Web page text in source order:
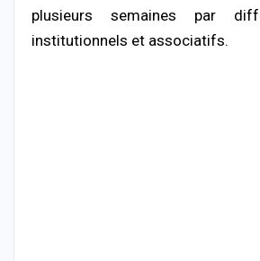
plusieurs semaines par
institutionnels et associatifs.